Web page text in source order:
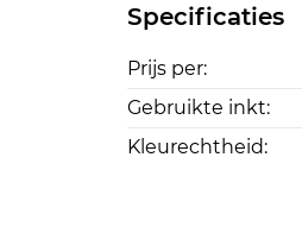
Specificaties
Prijs per:
Gebruikte inkt:
Kleurechtheid: